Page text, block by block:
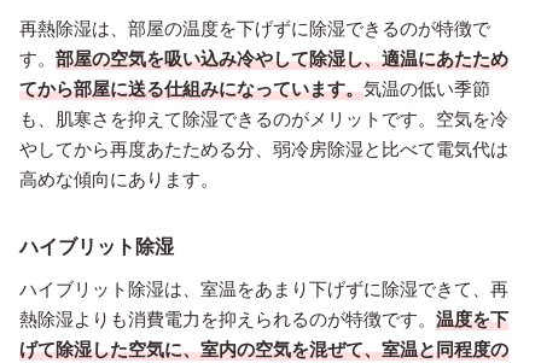
再熱除湿は、部屋の温度を下げずに除湿できるのが特徴で
す。 部屋の空気を吸い込み冷やして除湿し、適温にあたため
てから部屋に送る仕組みになっています。気温の低い季節
も、肌寒さを抑えて除湿できるのがメリットです。空気を冷
やしてから再度あたためる分、弱冷房除湿と比べて電気代は
高めな傾向にあります。
ハイブリット除湿
ハイブリット除湿は、室温をあまり下げずに除湿できて、再
熱除湿よりも消費電力を抑えられるのが特徴です。 温度を下
げて除湿した空気に、室内の空気を混ぜて、室温と同程度の